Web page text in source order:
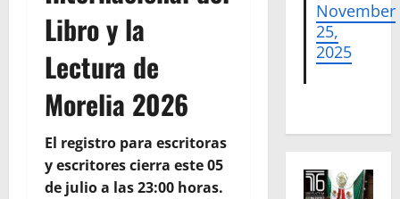
Libro y la
Lectura de
Morelia 2026
El registro para escritoras
y escritores cierra este 05
de julio a las 23:00 horas.
November
25,
2025